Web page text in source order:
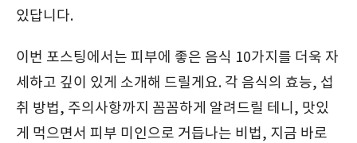
있답니다.
이번 포스팅에서는 피부에 좋은 음식 10가지를 더욱 자
세하고 깊이 있게 소개해 드릴게요. 각 음식의 효능, 섭
취 방법, 주의사항까지 꼼꼼하게 알려드릴 테니, 맛있
게 먹으면서 피부 미인으로 거듭나는 비법, 지금 바로